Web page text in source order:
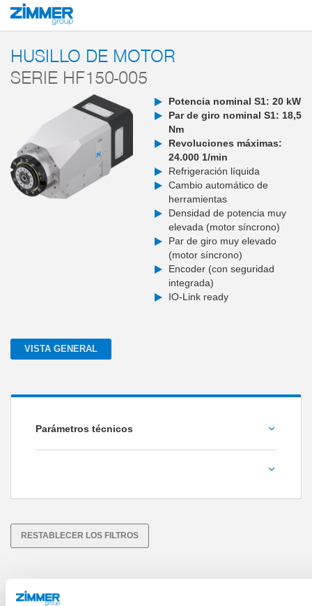
Inicio Productos
HUSILLO DE MOTOR
SERIE HF150-005
Potencia nominal S1: 20 kW
Par de giro nominal S1: 18,5
Nm
Revoluciones máximas:
24.000 1/min
Refrigeración líquida
Cambio automático de
herramientas
Densidad de potencia muy
elevada (motor síncrono)
Par de giro muy elevado
(motor síncrono)
Encoder (con seguridad
integrada)
IO-Link ready
VISTA GENERAL
Parámetros técnicos
Par de giro nominal S1 [Nm]
RESTABLECER LOS FILTROS